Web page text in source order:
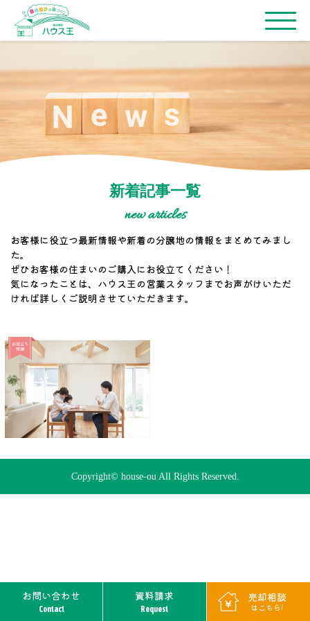
新着記事一覧
new articles
お客様に役立つ最新情報や新着の分譲地の情報をまとめてみまし
た。
ぜひお客様の住まいのご購入にお役立てください！
気になったことは、ハウス王の営業スタッフまでお声がけいただ
ければ詳しくご説明させていただきます。
お問い合わせ
Contact
資料請求
Request
売却相談
はこちら!
Copyright© house-ou All Rights Reserved.